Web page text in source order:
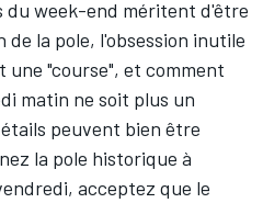
du week-end méritent d'être
la pole, l'obsession inutile
une "course", et comment
matin ne soit plus un
peuvent bien être
la pole historique à
acceptez que le